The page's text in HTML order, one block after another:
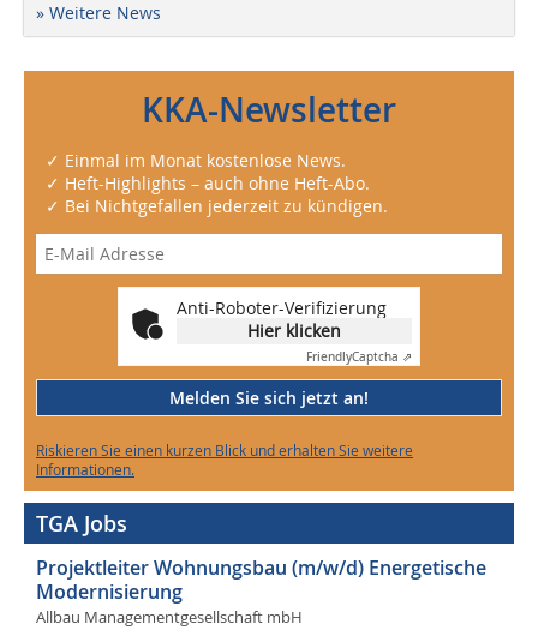
» Weitere News
KKA-Newsletter
✓ Einmal im Monat kostenlose News.
✓ Heft-Highlights – auch ohne Heft-Abo.
✓ Bei Nichtgefallen jederzeit zu kündigen.
Anti-Roboter-Verifizierung
Hier klicken
FriendlyCaptcha ⇗
Melden Sie sich jetzt an!
Riskieren Sie einen kurzen Blick und erhalten Sie weitere
Informationen.
TGA Jobs
Projektleiter Wohnungsbau (m/w/d) Energetische
Modernisierung
Allbau Managementgesellschaft mbH